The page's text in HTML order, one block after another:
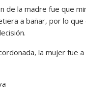
de la madre fue que
a bañar, por lo
la mujer fue